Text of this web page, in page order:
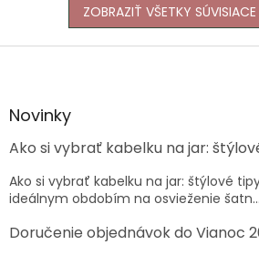
ZOBRAZIŤ VŠETKY
Z
äNovinky
Ako si vybrať kabelku na jar:
Ako si vybrať kabelku na jar: štýlové
ideálnym obdobím na osvieženie šatn...
Doručenie objednávok do Vianoc